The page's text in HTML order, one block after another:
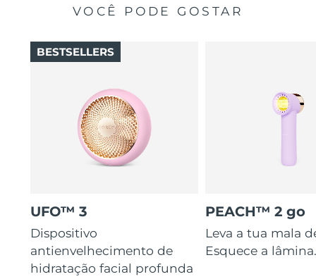
VOCÊ PODE GOSTAR
UFO™ 3
Dispositivo
antienvelhecimento de
hidratação facial profunda
BESTSELLERS
PEACH™ 2 go
Leva a tua mala
Esquece a